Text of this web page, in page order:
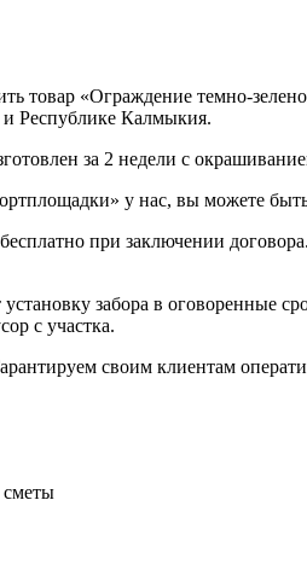
товар «Ограждение темно-
Республике Калмыкия.
за 2 недели с
у нас, вы можете
при заключении
забора в оговоренные
с участка.
своим клиентам
сметы